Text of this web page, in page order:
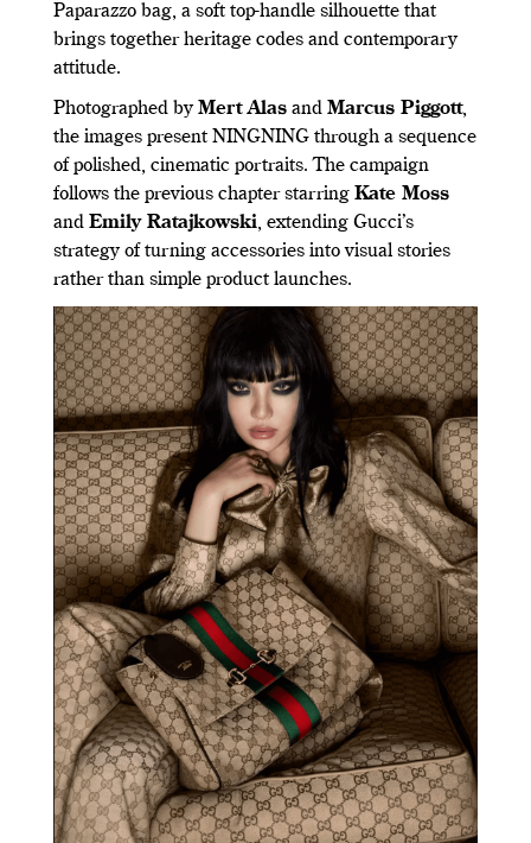
Paparazzo bag, a soft top-handle silhouette that
brings together heritage codes and contemporary
attitude.
Photographed byMert Alas and Marcus Piggott,
the images present NINGNING through a sequence
of polished, cinematic portraits. The campaign
follows the previous chapter starring Kate Moss
and Emily Ratajkowski, extending Gucci’s
strategy of turning accessories into visual stories
rather than simple product launches.